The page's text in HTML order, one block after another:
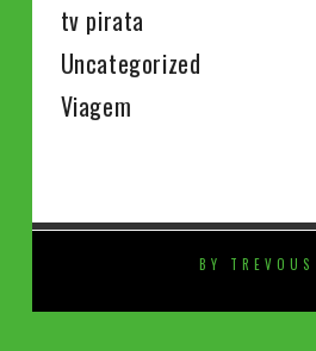
tv pirata
Uncategorized
Viagem
BY TREVOUS